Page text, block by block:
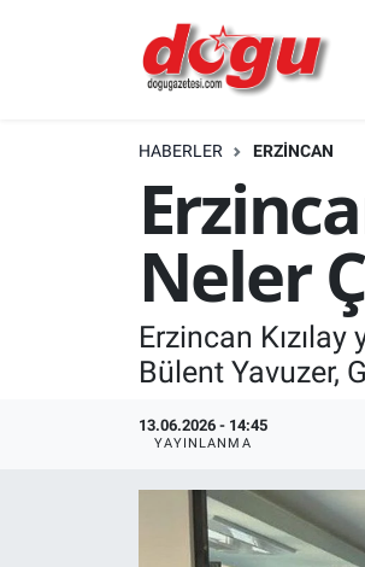
HABERLER ERZINCAN
Neler
Erzincan
Bülent Yavuzer,
13.06.2026 - 14:45
YAYINLANMA
ERZINCAN
GÜNDEM
ERZİNCAN FOTOĞRAFLARI